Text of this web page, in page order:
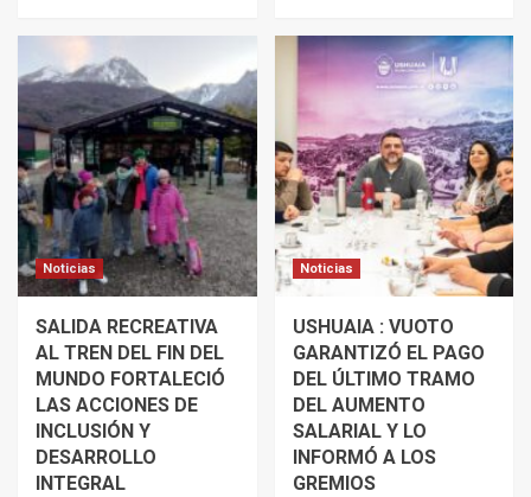
Noticias
SALIDA RECREATIVA
AL TREN DEL FIN DEL
MUNDO FORTALECIÓ
LAS ACCIONES DE
INCLUSIÓN Y
DESARROLLO
INTEGRAL
Noticias
USHUAIA : VUOTO
GARANTIZÓ EL PAGO
DEL ÚLTIMO TRAMO
DEL AUMENTO
SALARIAL Y LO
INFORMÓ A LOS
GREMIOS